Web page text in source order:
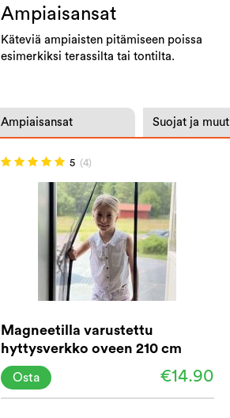
Ampiaisansat
Käteviä ampiaisten pitämiseen poissa
esimerkiksi terassilta tai tontilta.
Ampiaisansat Suojat ja muut
5 (4)
Magneetilla varustettu
hyttysverkko oveen 210 cm
€14.90
Osta